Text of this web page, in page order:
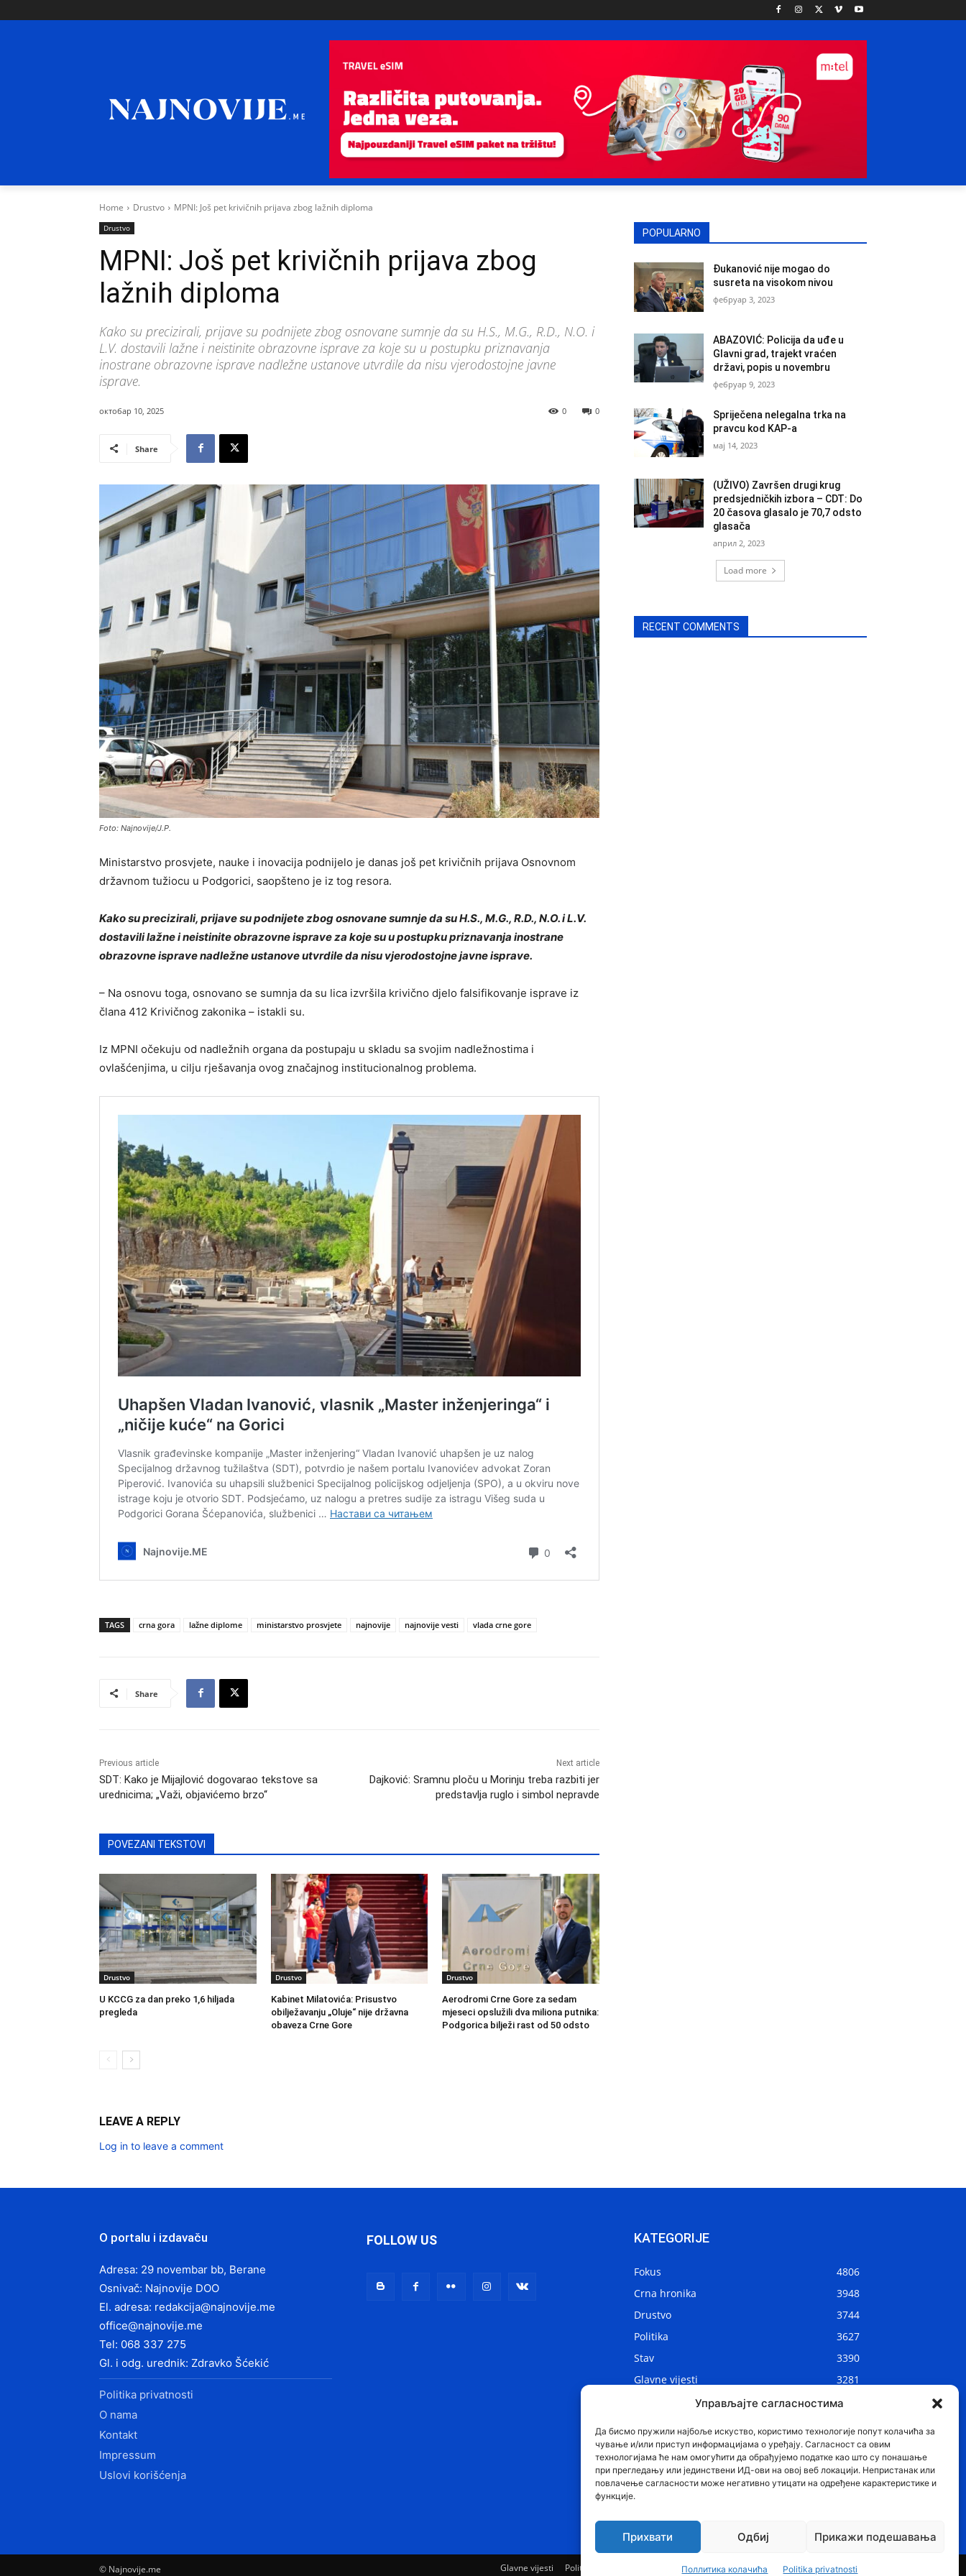
Управљајте сагласностима
Да бисмо пружили најбоље искуство, користимо технологије попут колачића за
чување и/или приступ информацијама о уређају. Сагласност са овим
технологијама ће нам омогућити да обрађујемо податке као што су понашање
при прегледању или јединствени ИД-ови на овој веб локацији. Непристанак или
повлачење сагласности може негативно утицати на одређене карактеристике и
функције.
Прихвати Одбиј Прикажи подешавања
Поллитика колачића Politika privatnosti
Home Drustvo MPNI: Još pet krivičnih prijava zbog lažnih diploma
Drustvo
MPNI: Još pet krivičnih prijava zbog
lažnih diploma
Kako su precizirali, prijave su podnijete zbog osnovane sumnje da su H.S., M.G., R.D., N.O. i
L.V. dostavili lažne i neistinite obrazovne isprave za koje su u postupku priznavanja
inostrane obrazovne isprave nadležne ustanove utvrdile da nisu vjerodostojne javne
isprave.
октобар 10, 2025 0
0
Share
Foto: Najnovije/J.P.
Ministarstvo prosvjete, nauke i inovacija podnijelo je danas još pet krivičnih prijava Osnovnom
državnom tužiocu u Podgorici, saopšteno je iz tog resora.
Kako su precizirali, prijave su podnijete zbog osnovane sumnje da su H.S., M.G., R.D., N.O. i L.V.
dostavili lažne i neistinite obrazovne isprave za koje su u postupku priznavanja inostrane
obrazovne isprave nadležne ustanove utvrdile da nisu vjerodostojne javne isprave.
– Na osnovu toga, osnovano se sumnja da su lica izvršila krivično d‌jelo falsifikovanje isprave iz
člana 412 Krivičnog zakonika – istakli su.
Iz MPNI očekuju od nadležnih organa da postupaju u skladu sa svojim nadležnostima i
ovlašćenjima, u cilju rješavanja ovog značajnog institucionalnog problema.
TAGS crna gora lažne diplome ministarstvo prosvjete najnovije najnovije vesti vlada crne gore
Share
Previous article
SDT: Kako je Mijajlović dogovarao tekstove sa
urednicima; „Važi, objavićemo brzo“
Next article
Dajković: Sramnu ploču u Morinju treba razbiti jer
predstavlja ruglo i simbol nepravde
POVEZANI TEKSTOVI
Drustvo
U KCCG za dan preko 1,6 hiljada
pregleda
Drustvo
Kabinet Milatovića: Prisustvo
obilježavanju „Oluje“ nije državna
obaveza Crne Gore
Drustvo
Aerodromi Crne Gore za sedam
mjeseci opslužili dva miliona putnika:
Podgorica bilježi rast od 50 odsto
LEAVE A REPLY
Log in to leave a comment
POPULARNO
Đukanović nije mogao do
susreta na visokom nivou
фебруар 3, 2023
ABAZOVIĆ: Policija da uđe u
Glavni grad, trajekt vraćen
državi, popis u novembru
фебруар 9, 2023
Spriječena nelegalna trka na
pravcu kod KAP-a
мај 14, 2023
(UŽIVO) Završen drugi krug
predsjedničkih izbora – CDT: Do
20 časova glasalo je 70,7 odsto
glasača
април 2, 2023
Load more
RECENT COMMENTS
O portalu i izdavaču
Adresa: 29 novembar bb, Berane
Osnivač: Najnovije DOO
El. adresa: redakcija@najnovije.me
office@najnovije.me
Tel: 068 337 275
Gl. i odg. urednik: Zdravko Šćekić
Politika privatnosti
O nama
Kontakt
Impressum
Uslovi korišćenja
FOLLOW US KATEGORIJE
Fokus
4806
Crna hronika
3948
Drustvo
3744
Politika
3627
Stav
3390
Glavne vijesti
3281
Lokalne vijesti
2904
© Najnovije.me Glavne vijesti Politika Stav Sport Svijet Zanimljivosti